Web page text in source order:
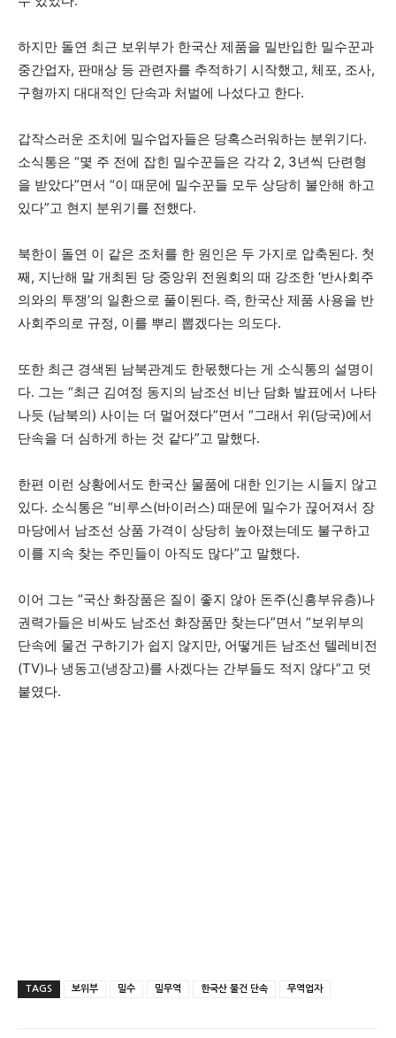
하지만 돌연 최근 보위부가 한국산 제품을 밀반입한 밀수꾼과
중간업자, 판매상 등 관련자를 추적하기 시작했고, 체포, 조사,
구형까지 대대적인 단속과 처벌에 나섰다고 한다.
갑작스러운 조치에 밀수업자들은 당혹스러워하는 분위기다.
소식통은 “몇 주 전에 잡힌 밀수꾼들은 각각 2, 3년씩 단련형
을 받았다”면서 “이 때문에 밀수꾼들 모두 상당히 불안해 하고
있다”고 현지 분위기를 전했다.
북한이 돌연 이 같은 조처를 한 원인은 두 가지로 압축된다. 첫
째, 지난해 말 개최된 당 중앙위 전원회의 때 강조한 ‘반사회주
의와의 투쟁’의 일환으로 풀이된다. 즉, 한국산 제품 사용을 반
사회주의로 규정, 이를 뿌리 뽑겠다는 의도다.
또한 최근 경색된 남북관계도 한몫했다는 게 소식통의 설명이
다. 그는 “최근 김여정 동지의 남조선 비난 담화 발표에서 나타
나듯 (남북의) 사이는 더 멀어졌다”면서 “그래서 위(당국)에서
단속을 더 심하게 하는 것 같다”고 말했다.
한편 이런 상황에서도 한국산 물품에 대한 인기는 시들지 않고
있다. 소식통은 “비루스(바이러스) 때문에 밀수가 끊어져서 장
마당에서 남조선 상품 가격이 상당히 높아졌는데도 불구하고
이를 지속 찾는 주민들이 아직도 많다”고 말했다.
이어 그는 “국산 화장품은 질이 좋지 않아 돈주(신흥부유층)나
권력가들은 비싸도 남조선 화장품만 찾는다”면서 “보위부의
단속에 물건 구하기가 쉽지 않지만, 어떻게든 남조선 텔레비전
(TV)나 냉동고(냉장고)를 사겠다는 간부들도 적지 않다”고 덧
붙였다.
TAGS 보위부 밀수 밀무역 한국산 물건 단속 무역업자